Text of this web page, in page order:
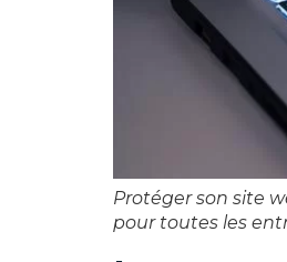
Protéger son site
pour toutes les